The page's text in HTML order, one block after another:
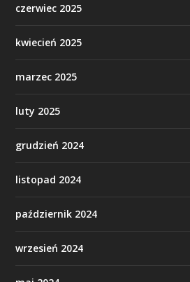
czerwiec 2025
kwiecień 2025
marzec 2025
luty 2025
grudzień 2024
listopad 2024
październik 2024
wrzesień 2024